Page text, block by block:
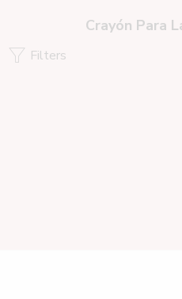
Crayón Para
Filters